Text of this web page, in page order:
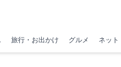
旅行・お出かけ グルメ ネット